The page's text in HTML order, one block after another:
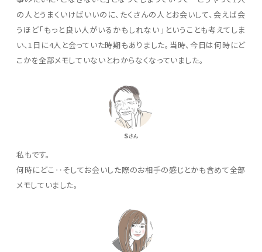
の人とうまくいけばいいのに、たくさんの人とお会いして、会えば会
うほど「もっと良い人がいるかもしれない」ということも考えてしま
い、1日に4人と会っていた時期もありました。当時、今日は何時にど
こかを全部メモしていないとわからなくなっていました。
Sさん
私もです。
何時にどこ‥そしてお会いした際のお相手の感じとかも含めて全部
メモしていました。